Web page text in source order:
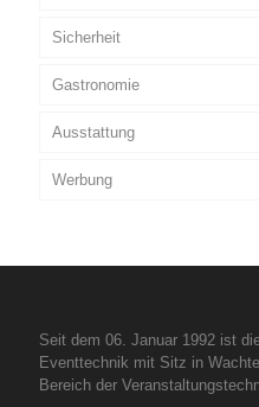
Sicherheit
Gastronomie
Ausstattung
Werbung
Seit dem 06. Januar 1992 ist
Eventtechnik mit Sitz in
Bereich der